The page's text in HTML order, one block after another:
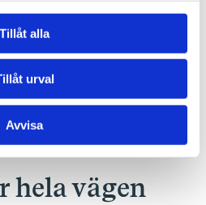
Tillåt alla
urval
Avvisa
hela vägen